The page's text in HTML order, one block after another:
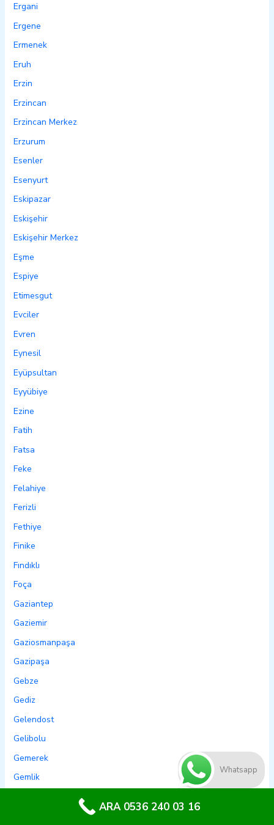
Ergani
Ergene
Ermenek
Eruh
Erzin
Erzincan
Erzincan Merkez
Erzurum
Esenler
Esenyurt
Eskipazar
Eskişehir
Eskişehir Merkez
Eşme
Espiye
Etimesgut
Evciler
Evren
Eynesil
Eyüpsultan
Eyyübiye
Ezine
Fatih
Fatsa
Feke
Felahiye
Ferizli
Fethiye
Finike
Fındıklı
Foça
Gaziantep
Gaziemir
Gaziosmanpaşa
Gazipaşa
Gebze
Gediz
Gelendost
Gelibolu
Gemerek
Gemlik
Whatsapp
ARA 0536 240 03 16